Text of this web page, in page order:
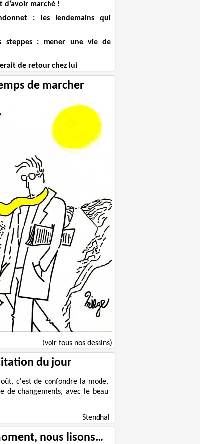
d’avoir marché !
: les lendemains qui
steppes : mener une vie de
de retour chez lui
de marcher
(voir tous nos dessins)
du jour
c'est de confondre la mode,
de changements, avec le beau
Stendhal
nous lisons…